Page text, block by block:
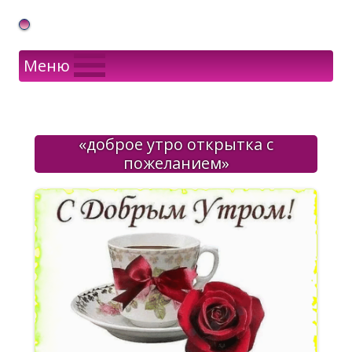
Gif Открытки в подарок
Меню
«доброе утро открытка с
пожеланием»